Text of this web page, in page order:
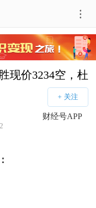
现价3234空，杜
财经号APP